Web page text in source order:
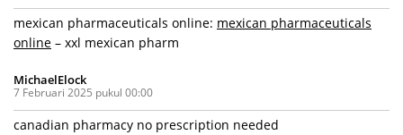
mexican pharmaceuticals online: mexican pharmaceuticals
online – xxl mexican pharm
MichaelElock
7 Februari 2025 pukul 00:00
canadian pharmacy no prescription needed